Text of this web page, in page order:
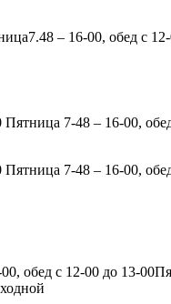
– 16-00, обед с
7-48 – 16-00,
7-48 – 16-00,
обед с 12-00 до 13-